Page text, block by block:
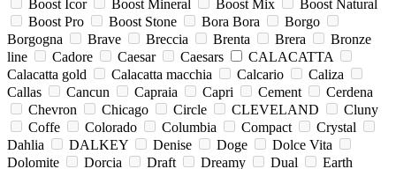
Boost Icor Boost Mineral Boost Mix
Boost Natural
Boost Pro
Boost Stone Bora Bora
Borgo
Borgogna
Brave Breccia Brenta Brera
Bronze
line
Cadore Caesar Caesars
CALACATTA
Calacatta gold
Calacatta macchia Calcario
Caliza
Callas
Cancun Capraia Capri Cement
Cerdena
Chevron
Chicago Circle CLEVELAND
Cluny
Coffe
Colorado Columbia Compact
Crystal
Dahlia
DALKEY Denise Doge
Dolce Vita
Dolomite
Dorcia Draft Dreamy Dual
Earth